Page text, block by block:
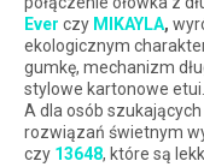
Ever czy MIKAYLA,
ekologicznym
gumkę, mechanizm
stylowe kartonowe etui.
A dla osób
rozwiązań świetnym
czy 13648, które są